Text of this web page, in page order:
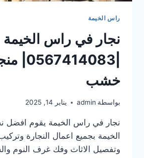
راس الخيمة
نجار في راس الخيمة
خشب
بواسطة admin يناير 14, 2025
نجار في راس الخيمة يقوم افضل
الخيمة بجميع اعمال النجارة
وتفصيل الاثاث وفك غرف النوم